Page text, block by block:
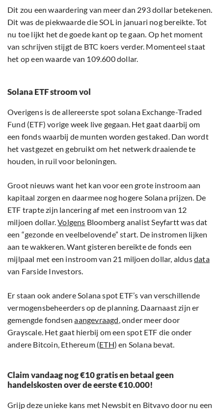
Dit zou een waardering van meer dan 293 dollar betekenen.
Dit was de piekwaarde die SOL in januari nog bereikte. Tot
nu toe lijkt het de goede kant op te gaan. Op het moment
van schrijven stijgt de BTC koers verder. Momenteel staat
het op een waarde van 109.600 dollar.
Solana ETF stroom vol
Overigens is de allereerste spot solana Exchange-Traded
Fund (ETF) vorige week live gegaan. Het gaat daarbij om
een fonds waarbij de munten worden gestaked. Dan wordt
het vastgezet en gebruikt om het netwerk draaiende te
houden, in ruil voor beloningen.
Groot nieuws want het kan voor een grote instroom aan
kapitaal zorgen en daarmee nog hogere Solana prijzen. De
ETF trapte zijn lancering af met een instroom van 12
miljoen dollar.Volgens Bloomberg analist Seyfartt was dat
een “gezonde en veelbelovende” start. De instromen lijken
aan te wakkeren. Want gisteren bereikte de fonds een
mijlpaal met een instroom van 21 miljoen dollar, aldusdata
van Farside Investors.
Er staan ook andere Solana spot ETF’s van verschillende
vermogensbeheerders op de planning. Daarnaast zijn er
gemengde fondsenaangevraagd, onder meer door
Grayscale. Het gaat hierbij om een spot ETF die onder
andere Bitcoin, Ethereum (ETH) en Solana bevat.
Claim vandaag nog €10 gratis en betaal geen
handelskosten over de eerste €10.000!
Grijp deze unieke kans met Newsbit en Bitvavo door nu een